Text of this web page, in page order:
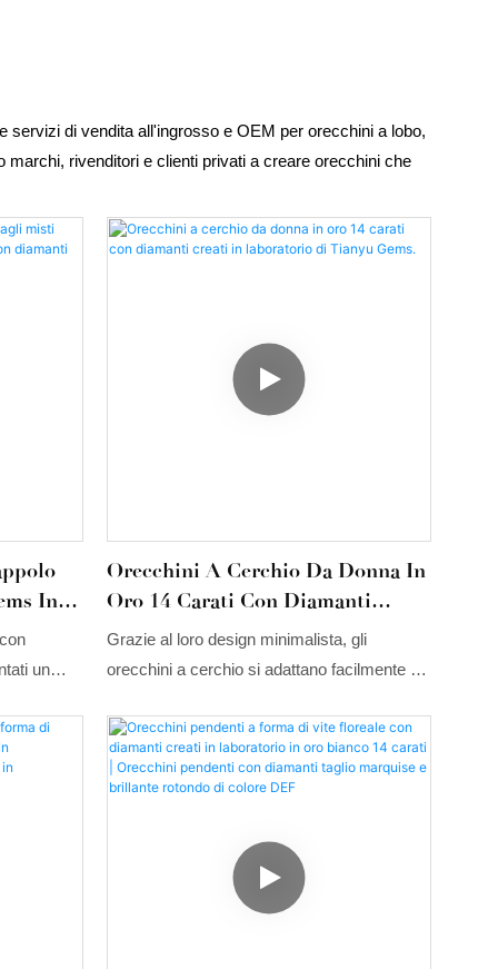
di vendita all'ingrosso e OEM per orecchini a lobo,
rivenditori e clienti privati ​​a creare orecchini che
In
un
Il loro
a
dei
e
Orecchini A Cerchio Da Donna In
Oro 14 Carati Con Diamanti
Creati In Laboratorio Di Tianyu
Gems.
Grazie al loro design minimalista, gli
orecchini a cerchio si adattano facilmente a
romantico francese o uno urbano e
sofisticato, gli orecchini a cerchio
completeranno alla perfezione il tuo outfit!